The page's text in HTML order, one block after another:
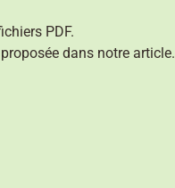
PDF.
dans notre article.